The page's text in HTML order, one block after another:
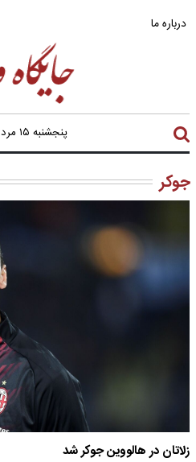
درباره ما
پنجشنبه ۱۵ مرداد ۱۴۰۵
جوکر
زلاتان در هالووین جوکر شد